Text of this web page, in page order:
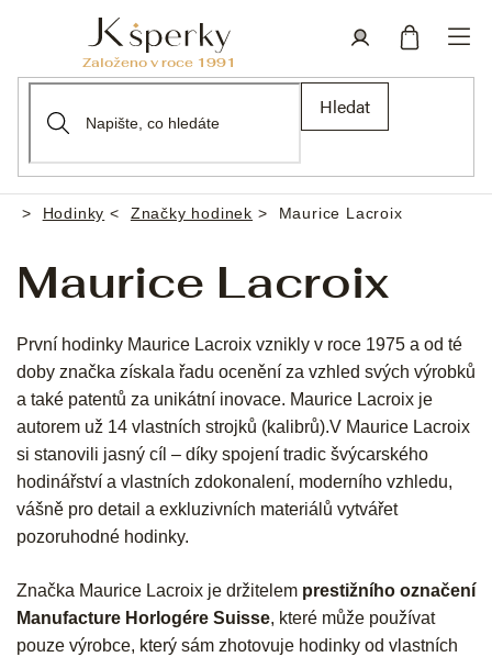
Hledat
Domů
Hodinky Značky hodinek Maurice Lacroix
Maurice Lacroix
První hodinky Maurice Lacroix vznikly v roce 1975 a od té
doby značka získala řadu ocenění za vzhled svých výrobků
a také patentů za unikátní inovace. Maurice Lacroix je
autorem už 14 vlastních strojků (kalibrů).V Maurice Lacroix
si stanovili jasný cíl – díky spojení tradic švýcarského
hodinářství a vlastních zdokonalení, moderního vzhledu,
vášně pro detail a exkluzivních materiálů vytvářet
pozoruhodné hodinky.
Značka Maurice Lacroix je držitelem prestižního označení
Manufacture Horlogére Suisse, které může používat
pouze výrobce, který sám zhotovuje hodinky od vlastních